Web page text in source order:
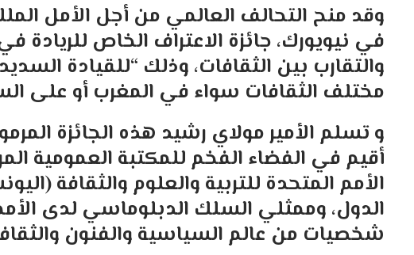
وقد منح التحالف العالمي من أجل الأمل
في نيويورك، جائزة الاعتراف الخاص
والتقارب بين الثقافات، وذلك “للقيادة
مختلف الثقافات سواء في المغرب أو على
و تسلم الأمير مولاي رشيد هذه الجائزة
أقيم في الفضاء الفخم للمكتبة العمومية
الأمم المتحدة للتربية والعلوم والثقافة
الدول، وممثلي السلك الدبلوماسي لدى
شخصيات من عالم السياسية والفنون